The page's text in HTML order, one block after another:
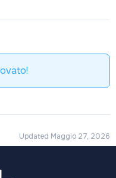
Updated Maggio 27, 2026